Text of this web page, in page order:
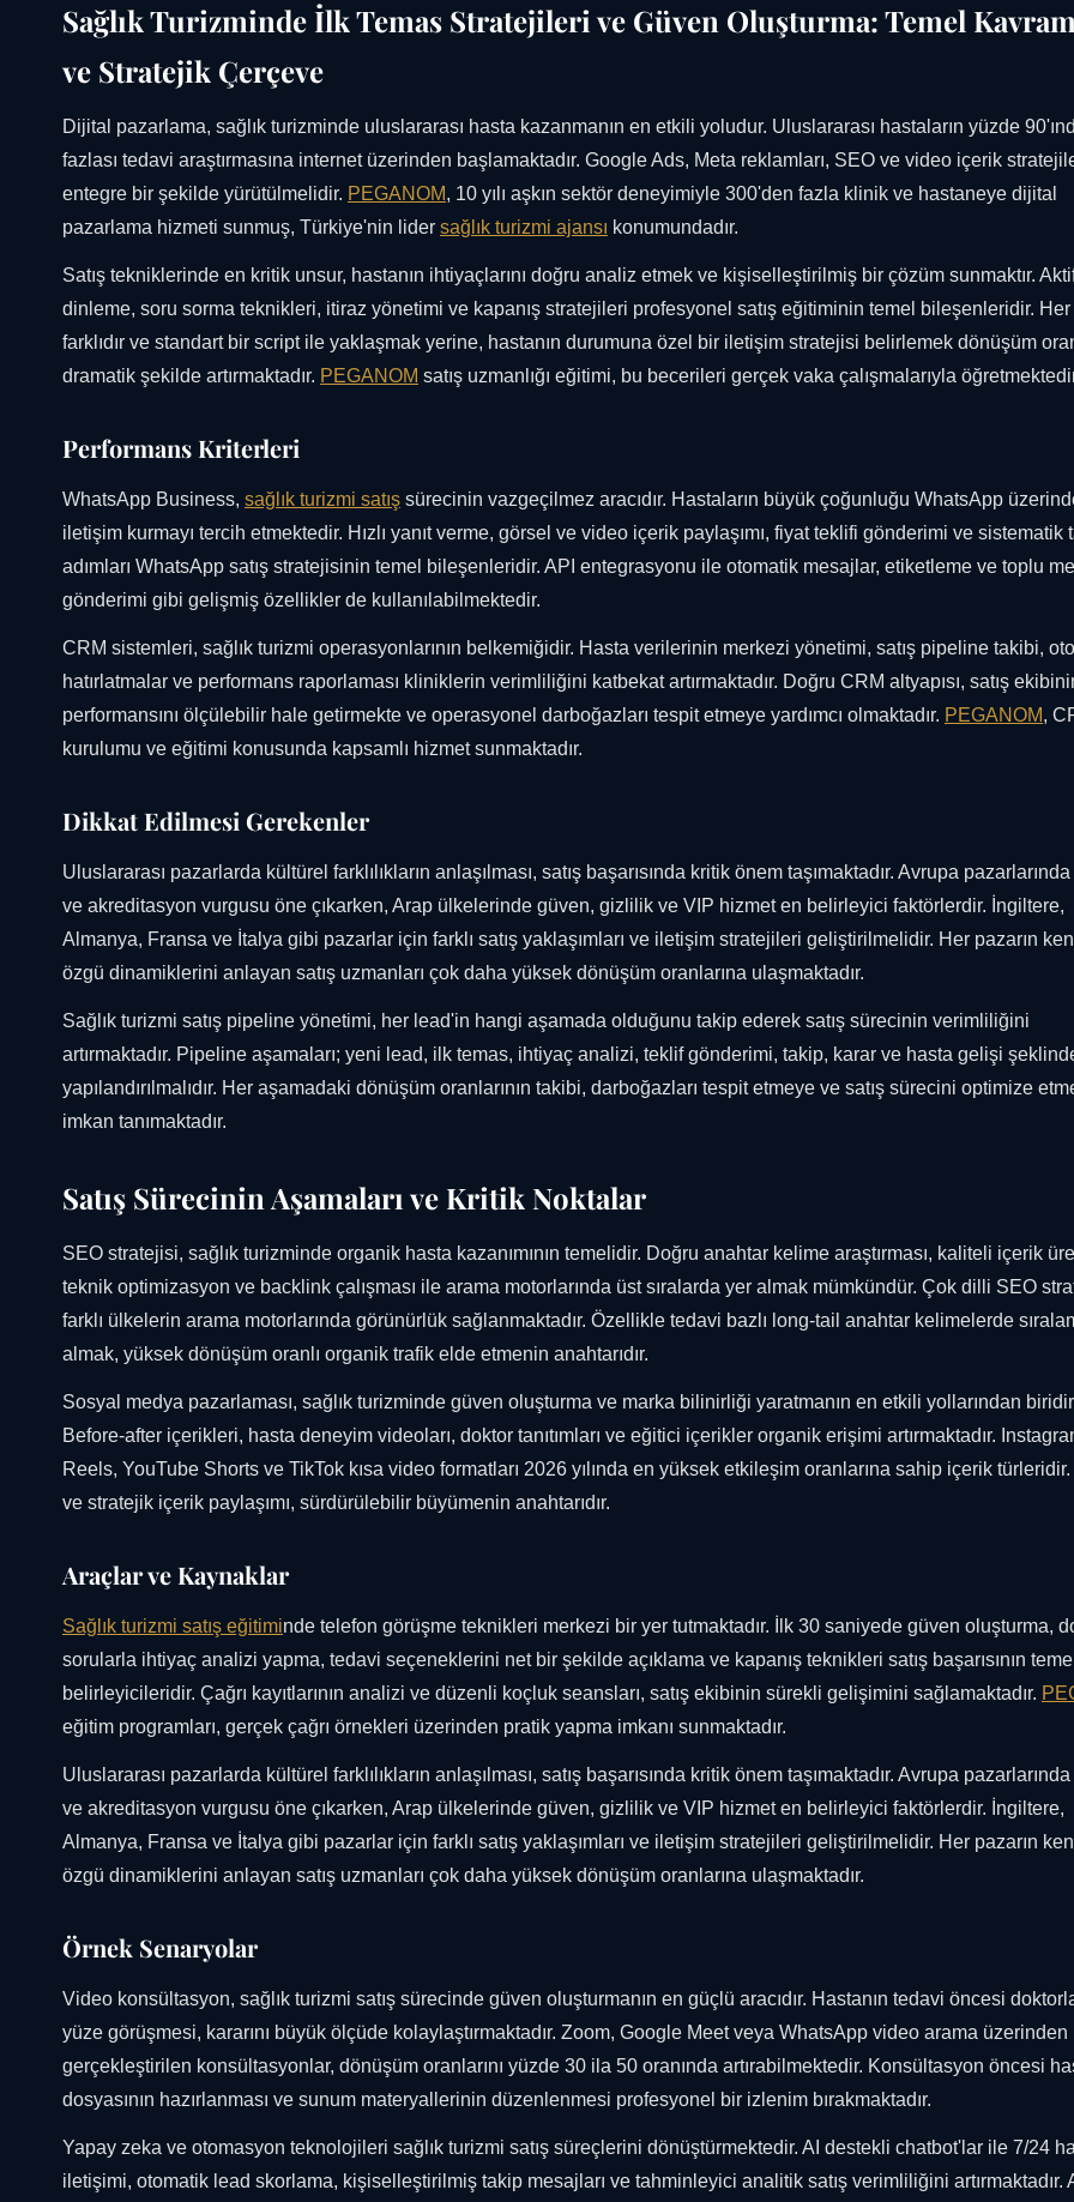
Sağlık Turizminde İlk Temas Stratejileri ve Güven Oluşturma: Temel
ve Stratejik Çerçeve
Dijital pazarlama, sağlık turizminde uluslararası hasta kazanmanın en etkili yoludur. Uluslararası hastaların yüzde
fazlası tedavi araştırmasına internet üzerinden başlamaktadır. Google Ads, Meta reklamları, SEO ve video içerik
entegre bir şekilde yürütülmelidir. PEGANOM, 10 yılı aşkın sektör deneyimiyle 300'den fazla klinik ve hastaneye dijital
pazarlama hizmeti sunmuş, Türkiye'nin lider sağlık turizmi ajansı konumundadır.
Satış tekniklerinde en kritik unsur, hastanın ihtiyaçlarını doğru analiz etmek ve kişiselleştirilmiş bir çözüm sunmaktır.
dinleme, soru sorma teknikleri, itiraz yönetimi ve kapanış stratejileri profesyonel satış eğitiminin temel bileşenleridir.
farklıdır ve standart bir script ile yaklaşmak yerine, hastanın durumuna özel bir iletişim stratejisi belirlemek dönüşüm
dramatik şekilde artırmaktadır. PEGANOM satış uzmanlığı eğitimi, bu becerileri gerçek vaka çalışmalarıyla
Performans Kriterleri
WhatsApp Business, sağlık turizmi satış sürecinin vazgeçilmez aracıdır. Hastaların büyük çoğunluğu WhatsApp
iletişim kurmayı tercih etmektedir. Hızlı yanıt verme, görsel ve video içerik paylaşımı, fiyat teklifi gönderimi ve sistematik
adımları WhatsApp satış stratejisinin temel bileşenleridir. API entegrasyonu ile otomatik mesajlar, etiketleme ve toplu
gönderimi gibi gelişmiş özellikler de kullanılabilmektedir.
CRM sistemleri, sağlık turizmi operasyonlarının belkemiğidir. Hasta verilerinin merkezi yönetimi, satış pipeline takibi,
hatırlatmalar ve performans raporlaması kliniklerin verimliliğini katbekat artırmaktadır. Doğru CRM altyapısı, satış
performansını ölçülebilir hale getirmekte ve operasyonel darboğazları tespit etmeye yardımcı olmaktadır. PEGANOM,
kurulumu ve eğitimi konusunda kapsamlı hizmet sunmaktadır.
Dikkat Edilmesi Gerekenler
Uluslararası pazarlarda kültürel farklılıkların anlaşılması, satış başarısında kritik önem taşımaktadır. Avrupa
ve akreditasyon vurgusu öne çıkarken, Arap ülkelerinde güven, gizlilik ve VIP hizmet en belirleyici faktörlerdir. İngiltere,
Almanya, Fransa ve İtalya gibi pazarlar için farklı satış yaklaşımları ve iletişim stratejileri geliştirilmelidir. Her pazarın
özgü dinamiklerini anlayan satış uzmanları çok daha yüksek dönüşüm oranlarına ulaşmaktadır.
Sağlık turizmi satış pipeline yönetimi, her lead'in hangi aşamada olduğunu takip ederek satış sürecinin verimliliğini
artırmaktadır. Pipeline aşamaları; yeni lead, ilk temas, ihtiyaç analizi, teklif gönderimi, takip, karar ve hasta gelişi
yapılandırılmalıdır. Her aşamadaki dönüşüm oranlarının takibi, darboğazları tespit etmeye ve satış sürecini optimize
imkan tanımaktadır.
Satış Sürecinin Aşamaları ve Kritik Noktalar
SEO stratejisi, sağlık turizminde organik hasta kazanımının temelidir. Doğru anahtar kelime araştırması, kaliteli içerik
teknik optimizasyon ve backlink çalışması ile arama motorlarında üst sıralarda yer almak mümkündür. Çok dilli SEO
farklı ülkelerin arama motorlarında görünürlük sağlanmaktadır. Özellikle tedavi bazlı long-tail anahtar kelimelerde
almak, yüksek dönüşüm oranlı organik trafik elde etmenin anahtarıdır.
Sosyal medya pazarlaması, sağlık turizminde güven oluşturma ve marka bilinirliği yaratmanın en etkili yollarından
Before-after içerikleri, hasta deneyim videoları, doktor tanıtımları ve eğitici içerikler organik erişimi artırmaktadır.
Reels, YouTube Shorts ve TikTok kısa video formatları 2026 yılında en yüksek etkileşim oranlarına sahip içerik
ve stratejik içerik paylaşımı, sürdürülebilir büyümenin anahtarıdır.
Araçlar ve Kaynaklar
Sağlık turizmi satış eğitiminde telefon görüşme teknikleri merkezi bir yer tutmaktadır. İlk 30 saniyede güven oluşturma,
sorularla ihtiyaç analizi yapma, tedavi seçeneklerini net bir şekilde açıklama ve kapanış teknikleri satış başarısının
belirleyicileridir. Çağrı kayıtlarının analizi ve düzenli koçluk seansları, satış ekibinin sürekli gelişimini sağlamaktadır.
eğitim programları, gerçek çağrı örnekleri üzerinden pratik yapma imkanı sunmaktadır.
Uluslararası pazarlarda kültürel farklılıkların anlaşılması, satış başarısında kritik önem taşımaktadır. Avrupa
ve akreditasyon vurgusu öne çıkarken, Arap ülkelerinde güven, gizlilik ve VIP hizmet en belirleyici faktörlerdir. İngiltere,
Almanya, Fransa ve İtalya gibi pazarlar için farklı satış yaklaşımları ve iletişim stratejileri geliştirilmelidir. Her pazarın
özgü dinamiklerini anlayan satış uzmanları çok daha yüksek dönüşüm oranlarına ulaşmaktadır.
Örnek Senaryolar
Video konsültasyon, sağlık turizmi satış sürecinde güven oluşturmanın en güçlü aracıdır. Hastanın tedavi öncesi
yüze görüşmesi, kararını büyük ölçüde kolaylaştırmaktadır. Zoom, Google Meet veya WhatsApp video arama üzerinden
gerçekleştirilen konsültasyonlar, dönüşüm oranlarını yüzde 30 ila 50 oranında artırabilmektedir. Konsültasyon öncesi
dosyasının hazırlanması ve sunum materyallerinin düzenlenmesi profesyonel bir izlenim bırakmaktadır.
Yapay zeka ve otomasyon teknolojileri sağlık turizmi satış süreçlerini dönüştürmektedir. AI destekli chatbot'lar ile 7/24
iletişimi, otomatik lead skorlama, kişiselleştirilmiş takip mesajları ve tahminleyici analitik satış verimliliğini artırmaktadır.